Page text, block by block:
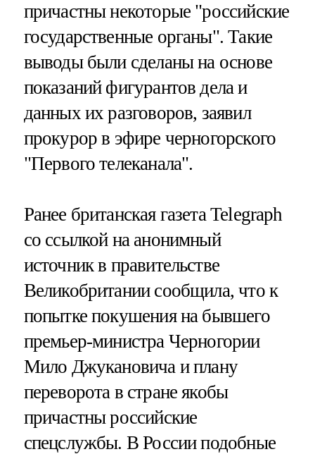
причастны некоторые "российские
государственные органы". Такие
выводы были сделаны на основе
показаний фигурантов дела и
данных их разговоров, заявил
прокурор в эфире черногорского
"Первого телеканала".
Ранее британская газета Telegraph
со ссылкой на анонимный
источник в правительстве
Великобритании сообщила, что к
попытке покушения на бывшего
премьер-министра Черногории
Мило Джукановича и плану
переворота в стране якобы
причастны российские
спецслужбы. В России подобные